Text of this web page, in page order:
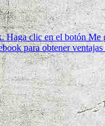
Haga clic en el botón Me
para obtener ventajas